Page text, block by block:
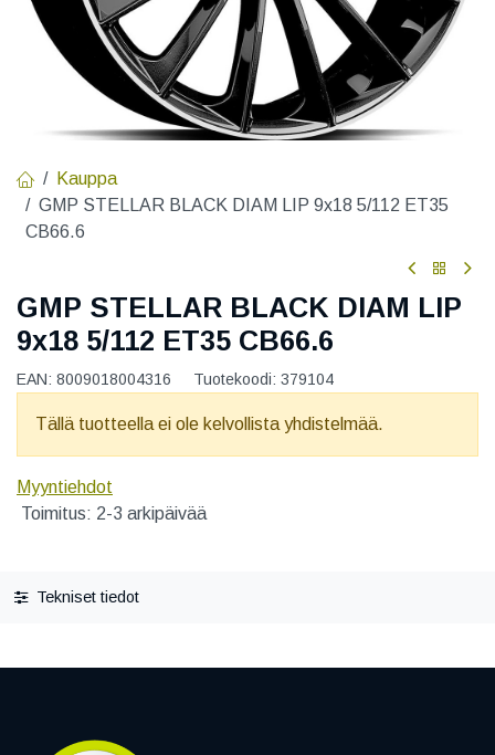
Kauppa
GMP STELLAR BLACK DIAM LIP 9x18 5/112 ET35
CB66.6
GMP STELLAR BLACK DIAM LIP
9x18 5/112 ET35 CB66.6
EAN: 8009018004316 Tuotekoodi: 379104
Tällä tuotteella ei ole kelvollista yhdistelmää.
Myyntiehdot
Toimitus: 2-3 arkipäivää
Tekniset tiedot